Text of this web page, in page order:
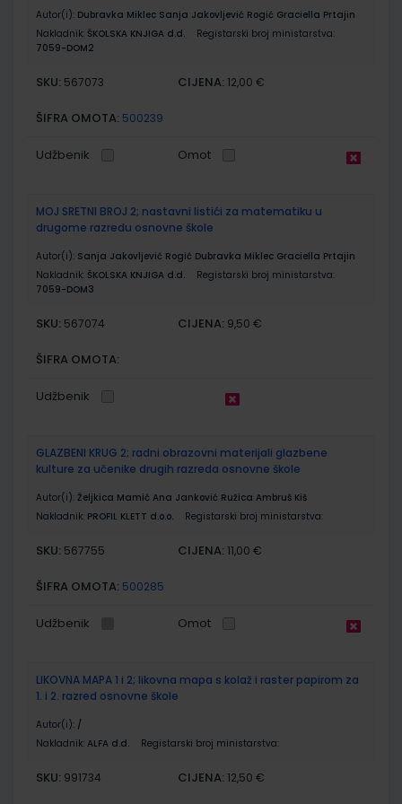
Autor(i): Dubravka Miklec Sanja Jakovljević Rogić Graciella Prtajin
Nakladnik: ŠKOLSKA KNJIGA d.d.
Registarski broj ministarstva:
7059-DOM2
SKU: 567073 CIJENA: 12,00 €
ŠIFRA OMOTA: 500239
Udžbenik Omot
MOJ SRETNI BROJ 2; nastavni listići za matematiku u
drugome razredu osnovne škole
Autor(i): Sanja Jakovljević Rogić Dubravka Miklec Graciella Prtajin
Nakladnik: ŠKOLSKA KNJIGA d.d.
Registarski broj ministarstva:
7059-DOM3
SKU: 567074 CIJENA: 9,50 €
ŠIFRA OMOTA:
Udžbenik
GLAZBENI KRUG 2; radni obrazovni materijali glazbene
kulture za učenike drugih razreda osnovne škole
Autor(i): Željkica Mamić Ana Janković Ružica Ambruš Kiš
Nakladnik: PROFIL KLETT d.o.o. Registarski broj ministarstva:
SKU: 567755 CIJENA: 11,00 €
ŠIFRA OMOTA: 500285
Udžbenik Omot
LIKOVNA MAPA 1 i 2; likovna mapa s kolaž i raster papirom za
1. i 2. razred osnovne škole
Autor(i): /
Nakladnik: ALFA d.d. Registarski broj ministarstva:
SKU: 991734 CIJENA: 12,50 €